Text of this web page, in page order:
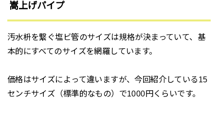
嵩上げパイプ
汚水枡を繋ぐ塩ビ管のサイズは規格が決まっていて、基
本的にすべてのサイズを網羅しています。
価格はサイズによって違いますが、今回紹介している15
センチサイズ（標準的なもの）で1000円くらいです。